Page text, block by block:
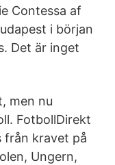
Contessa af
i början
Det är inget
men nu
FotbollDirekt
från kravet på
Ungern,